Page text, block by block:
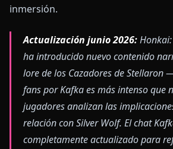
inmersión.
Actualización junio 2026:
ha introducido nuevo contenido
lore de los Cazadores de Stellaron
fans por Kafka es más intenso que
jugadores analizan las
relación con Silver Wolf. El chat
completamente actualizado para